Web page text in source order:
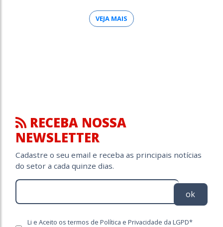
VEJA MAIS
RECEBA NOSSA
NEWSLETTER
Cadastre o seu email e receba as principais notícias
do setor a cada quinze dias.
ok
Li e Aceito os termos de Política e Privacidade da LGPD*